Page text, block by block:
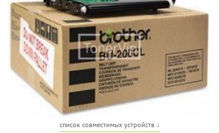
список совместимых устройств ↓